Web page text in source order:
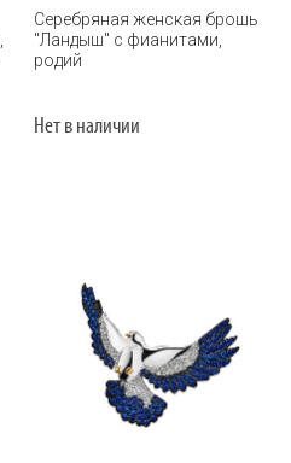
Серебряная женская брошь
"Ландыш" с фианитами,
родий
Нет в наличии